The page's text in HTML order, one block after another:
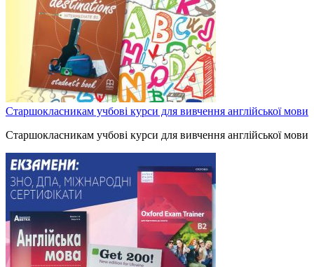
Старшокласникам учбові курси для вивчення англійської мови
Старшокласникам учбові курси для вивчення англійської мови